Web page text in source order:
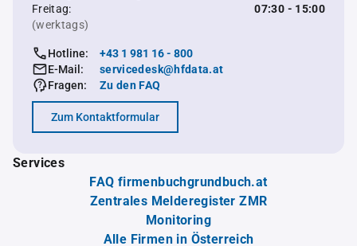
Freitag:
07:30 - 15:00
(werktags)
Hotline:
+43 1 981 16 - 800
E-Mail:
servicedesk@hfdata.at
Fragen:
Zu den FAQ
Zum Kontaktformular
Services
FAQ firmenbuchgrundbuch.at
Zentrales Melderegister ZMR
Monitoring
Alle Firmen in Österreich